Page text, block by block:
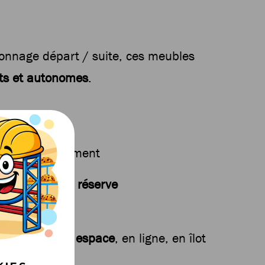
départ / suite, ces meubles
et autonomes.
autre élément
ou réserve
dans votre espace, en ligne, en îlot